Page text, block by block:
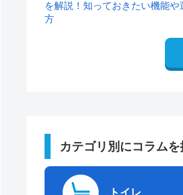
を解説！知っておきたい機能や
方
カテゴリ別にコラムを
トイレ